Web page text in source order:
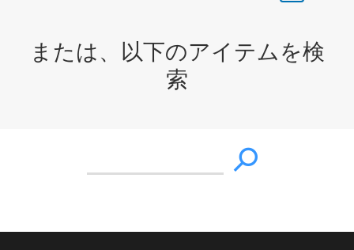
または、以下のアイテムを検
索